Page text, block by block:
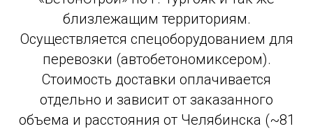
близлежащим территориям.
Осуществляется спецоборудованием для
перевозки (автобетономиксером).
Стоимость доставки оплачивается
отдельно и зависит от заказанного
объема и расстояния от Челябинска (~81